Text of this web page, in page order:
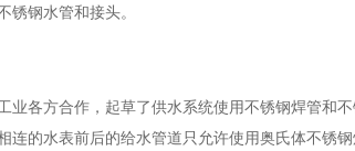
锈钢水管和接头。
业各方合作，起草了供水系统使用不锈钢焊管和
的水表前后的给水管道只允许使用奥氏体不锈钢